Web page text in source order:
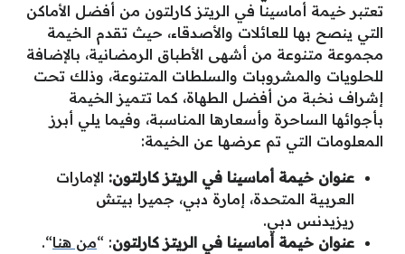
تعتبر خيمة أماسينا في الريتز كارلتون من أفضل الأماكن
التي ينصح بها للعائلات والأصدقاء، حيث تقدم الخيمة
مجموعة متنوعة من أشهى الأطباق الرمضانية، بالإضافة
للحلويات والمشروبات والسلطات المتنوعة، وذلك تحت
إشراف نخبة من أفضل الطهاة، كما تتميز الخيمة
بأجوائها الساحرة وأسعارها المناسبة، وفيما يلي أبرز
المعلومات التي تم عرضها عن الخيمة:
عنوان خيمة أماسينا في الريتز كارلتون: الإمارات
العربية المتحدة، إمارة دبي، جميرا بيتش
ريزيدنس دبي.
عنوان خيمة أماسينا في الريتز كارلتون: “من هنا“.